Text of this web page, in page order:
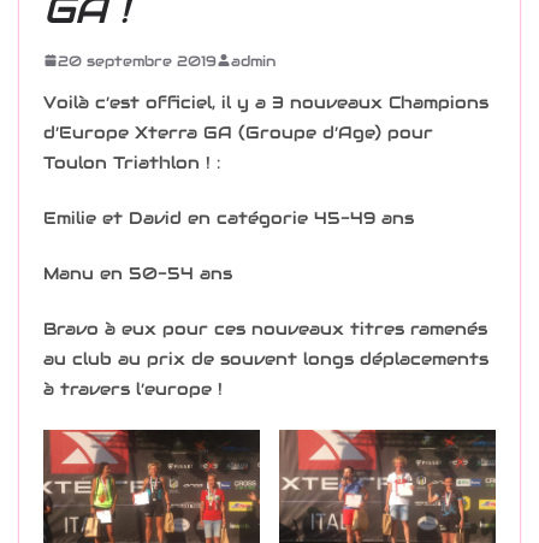
20 septembre 2019 admin
Voilà c’est officiel, il y a 3 nouveaux Champions
d’Europe Xterra GA (Groupe d’Age) pour
Toulon Triathlon ! :
Emilie et David en catégorie 45-49 ans
Manu en 50-54 ans
Bravo à eux pour ces nouveaux titres ramenés
au club au prix de souvent longs déplacements
à travers l’europe !